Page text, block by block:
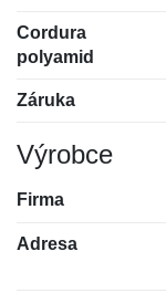
Cordura
polyamid
Záruka
Výrobce
Firma
Adresa